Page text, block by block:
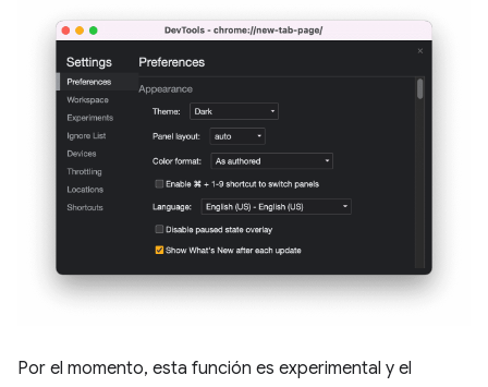
Por el momento, esta función es experimental y el